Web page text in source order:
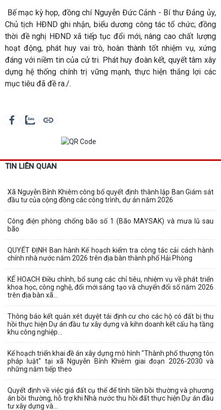
Bế mạc kỳ họp, đồng chí Nguyễn Đức Cảnh - Bí thư Đảng ủy,
Chủ tịch HĐND ghi nhận, biểu dương công tác tổ chức; đồng
thời đề nghị HĐND xã tiếp tục đổi mới, nâng cao chất lượng
hoạt động, phát huy vai trò, hoàn thành tốt nhiệm vụ, xứng
đáng với niềm tin của cử tri. Phát huy đoàn kết, quyết tâm xây
dựng hệ thống chính trị vững mạnh, thực hiện thắng lợi các
mục tiêu đã đề ra./.
TIN LIÊN QUAN
Xã Nguyễn Bỉnh Khiêm công bố quyết định thành lập Ban Giám sát
đầu tư của cộng đồng các công trình, dự án năm 2026
Công điện phòng chống bão số 1 (Bão MAYSAK) và mưa lũ sau
bão
QUYẾT ĐỊNH Ban hành Kế hoạch kiểm tra công tác cải cách hành
chính nhà nước năm 2026 trên địa bàn thành phố Hải Phòng
KẾ HOẠCH Điều chỉnh, bổ sung các chỉ tiêu, nhiệm vụ về phát triển
khoa học, công nghệ, đổi mới sáng tạo và chuyển đổi số năm 2026
trên địa bàn xã...
Thông báo kết quản xét duyệt tái định cư cho các hộ có đất bị thu
hồi thực hiện Dự án đầu tư xây dựng và kihn doanh kết cấu hạ tầng
khu công nghiệp...
Kế hoạch triển khai đề án xây dựng mô hình "Thành phố thượng tôn
pháp luật" tại xã Nguyễn Bỉnh Khiêm giai đoạn 2026-2030 và
những năm tiếp theo
Quyết định về việc giá đất cụ thể để tính tiền bồi thường và phương
án bồi thường, hỗ trợ khi Nhà nước thu hồi đất thực hiện Dự án đầu
tư xây dựng và...